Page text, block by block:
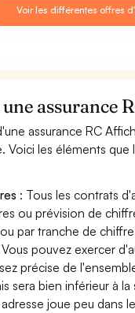
Voir les différentes offres
assurance
assurance RC
Voici les éléments
: Tous les contrats
ou prévision de
par tranche de
Vous pouvez exercer
précise de
sera bien inférieur à
joue peu dans